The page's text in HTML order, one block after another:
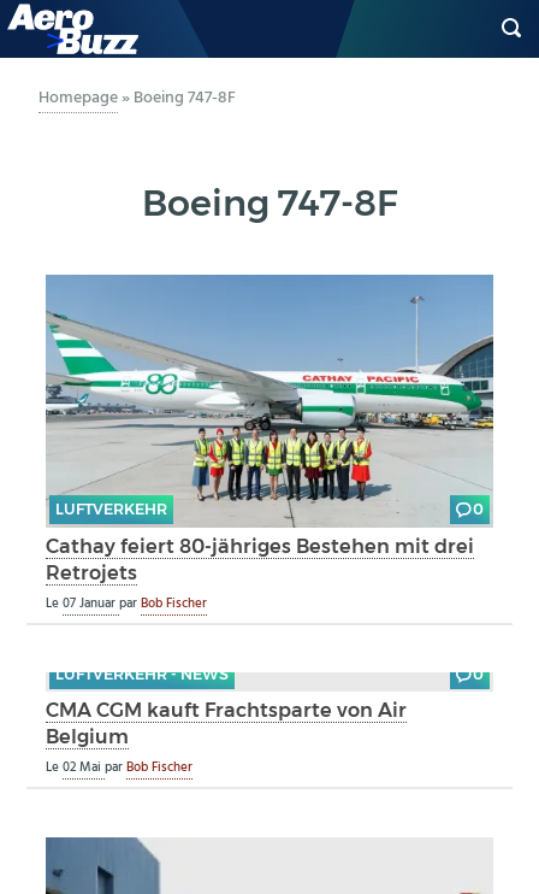
GENERAL AVIATION
MILITÄR
INDUSTRIE
HELIKOPTER
AERO-KULTUR
Homepage»Boeing 747-8F
Boeing 747-8F
LUFTVERKEHR 0
Cathay feiert 80-jähriges Bestehen mit drei
Retrojets
Le07 JanuarparBob Fischer
LUFTVERKEHR - NEWS 0
CMA CGM kauft Frachtsparte von Air
Belgium
Le02 MaiparBob Fischer